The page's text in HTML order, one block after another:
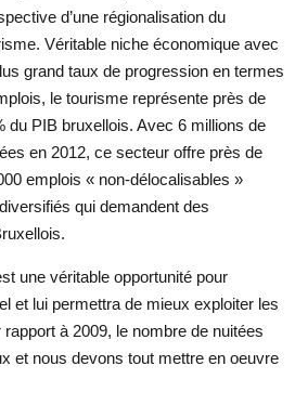
d’une régionalisation du
Véritable niche économique avec
grand taux de progression en termes
le tourisme représente près de
du PIB bruxellois. Avec 6 millions de
en 2012, ce secteur offre près de
emplois « non-délocalisables »
qui demandent des
une véritable opportunité pour
et lui permettra de mieux exploiter les
à 2009, le nombre de nuitées
et nous devons tout mettre en oeuvre